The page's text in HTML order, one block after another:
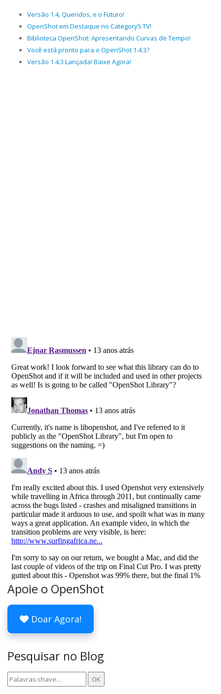
Versão 1.4, Queridos, e o Futuro!
OpenShot em Destaque no Category5.TV!
Biblioteca OpenShot: Apresentando Curvas de Tempo!
Você está pronto para o OpenShot 1.4.3?
Versão 1.4.3 Lançada! Baixe Agora!
Apoie o OpenShot
Doar Agora!
Pesquisar no Blog